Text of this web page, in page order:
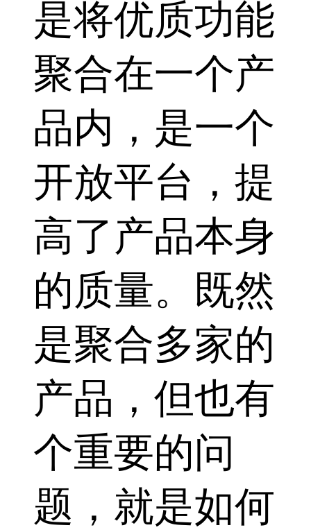
是将优质功能
聚合在一个产
品内，是一个
开放平台，提
高了产品本身
的质量。既然
是聚合多家的
产品，但也有
个重要的问
题，就是如何